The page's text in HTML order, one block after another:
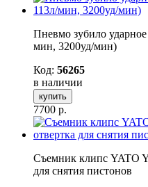
Пневмо зубило
мин, 3200уд/мин)
Код: 56265
в наличии
купить
7700 р.
Съемник клипс YATO
для снятия пистонов